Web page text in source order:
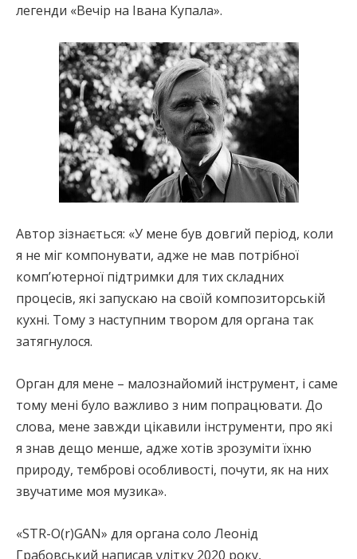
легенди «Вечір на Івана Купала».
Автор зізнається: «У мене був довгий період, коли
я не міг компонувати, адже не мав потрібної
компʼютерної підтримки для тих складних
процесів, які запускаю на своїй композиторській
кухні. Тому з наступним твором для органа так
затягнулося.
Орган для мене – малознайомий інструмент, і саме
тому мені було важливо з ним попрацювати. До
слова, мене завжди цікавили інструменти, про які
я знав дещо менше, адже хотів зрозуміти їхню
природу, темброві особливості, почути, як на них
звучатиме моя музика».
«STR-O(r)GAN» для органа соло Леонід
Грабовський написав улітку 2020 року,